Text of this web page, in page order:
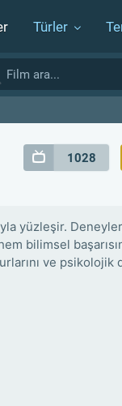
Türler
1028
yüzleşir.
bilimsel
ve